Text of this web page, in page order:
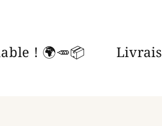
et fiable ! 🌍🥕📦